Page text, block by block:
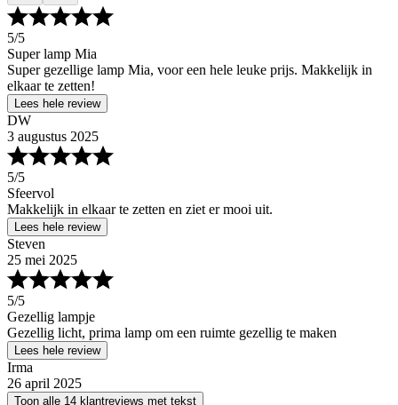
5/5
Super lamp Mia
Super gezellige lamp Mia, voor een hele leuke prijs. Makkelijk in
elkaar te zetten!
Lees hele review
DW
3 augustus 2025
5/5
Sfeervol
Makkelijk in elkaar te zetten en ziet er mooi uit.
Lees hele review
Steven
25 mei 2025
5/5
Gezellig lampje
Gezellig licht, prima lamp om een ruimte gezellig te maken
Lees hele review
Irma
26 april 2025
Toon alle 14 klantreviews met tekst